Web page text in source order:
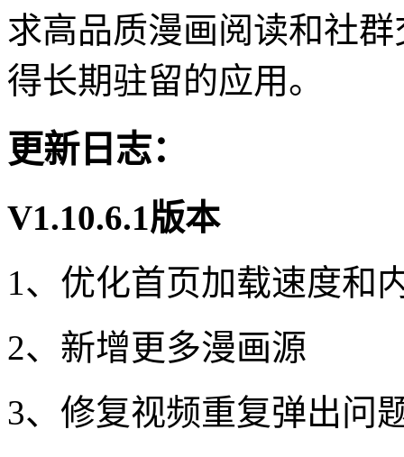
求高品质漫画阅读和社
得长期驻留的应用。
更新日志：
V1.10.6.1版本
1、优化首页加载速度和
2、新增更多漫画源
3、修复视频重复弹出问